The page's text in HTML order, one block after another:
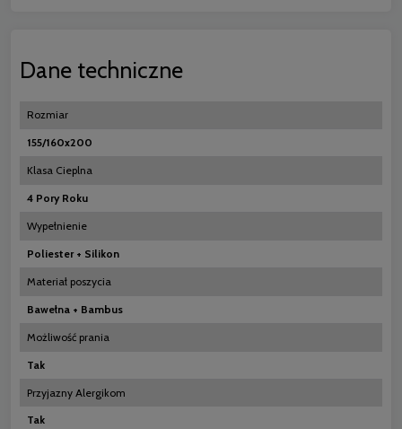
Dane techniczne
Rozmiar
155/160x200
Klasa Cieplna
4 Pory Roku
Wypełnienie
Poliester + Silikon
Materiał poszycia
Bawełna + Bambus
Możliwość prania
Tak
Przyjazny Alergikom
Tak